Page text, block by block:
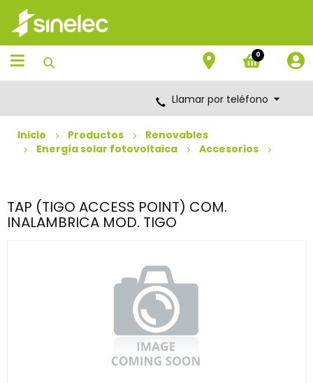
Saltar
contenido
Saltar
menú
de
navegación
0
Llamar por teléfono
Inicio Productos
Renovables
Energía solar fotovoltaica
Accesorios
TAP (TIGO ACCESS POINT) COM.
INALAMBRICA MOD. TIGO